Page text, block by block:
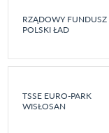
RZĄDOWY FUNDUSZ
POLSKI ŁAD
TSSE EURO-PARK
WISŁOSAN